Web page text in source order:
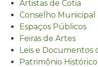
Artistas de Cotia
Conselho
Espaços Públicos
Feiras de Artes
Leis e Documentos
Patrimônio